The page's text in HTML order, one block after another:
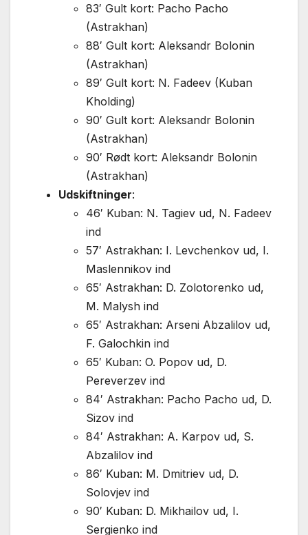
83′ Gult kort: Pacho Pacho
(Astrakhan)
88′ Gult kort: Aleksandr Bolonin
(Astrakhan)
89′ Gult kort: N. Fadeev (Kuban
Kholding)
90′ Gult kort: Aleksandr Bolonin
(Astrakhan)
90′ Rødt kort: Aleksandr Bolonin
(Astrakhan)
Udskiftninger:
46′ Kuban: N. Tagiev ud, N. Fadeev
ind
57′ Astrakhan: I. Levchenkov ud, I.
Maslennikov ind
65′ Astrakhan: D. Zolotorenko ud,
M. Malysh ind
65′ Astrakhan: Arseni Abzalilov ud,
F. Galochkin ind
65′ Kuban: O. Popov ud, D.
Pereverzev ind
84′ Astrakhan: Pacho Pacho ud, D.
Sizov ind
84′ Astrakhan: A. Karpov ud, S.
Abzalilov ind
86′ Kuban: M. Dmitriev ud, D.
Solovjev ind
90′ Kuban: D. Mikhailov ud, I.
Sergienko ind